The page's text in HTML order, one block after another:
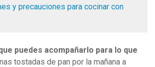
y precauciones para cocinar con
puedes acompañarlo para lo que
tostadas de pan por la mañana a